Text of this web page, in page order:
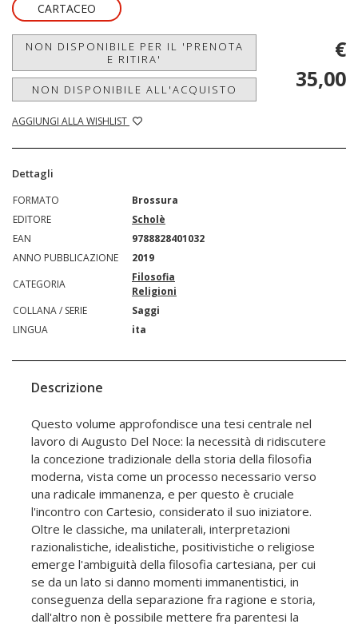
CARTACEO
NON DISPONIBILE PER IL 'PRENOTA
E RITIRA'
NON DISPONIBILE ALL'ACQUISTO
AGGIUNGI ALLA WISHLIST
€
35,00
Dettagli
FORMATO
Brossura
EDITORE
Scholè
EAN
9788828401032
ANNO PUBBLICAZIONE
2019
CATEGORIA
Filosofia
Religioni
COLLANA / SERIE
Saggi
LINGUA
ita
Descrizione
Questo volume approfondisce una tesi centrale nel
lavoro di Augusto Del Noce: la necessità di ridiscutere
la concezione tradizionale della storia della filosofia
moderna, vista come un processo necessario verso
una radicale immanenza, e per questo è cruciale
l'incontro con Cartesio, considerato il suo iniziatore.
Oltre le classiche, ma unilaterali, interpretazioni
razionalistiche, idealistiche, positivistiche o religiose
emerge l'ambiguità della filosofia cartesiana, per cui
se da un lato si danno momenti immanentistici, in
conseguenza della separazione fra ragione e storia,
dall'altro non è possibile mettere fra parentesi la